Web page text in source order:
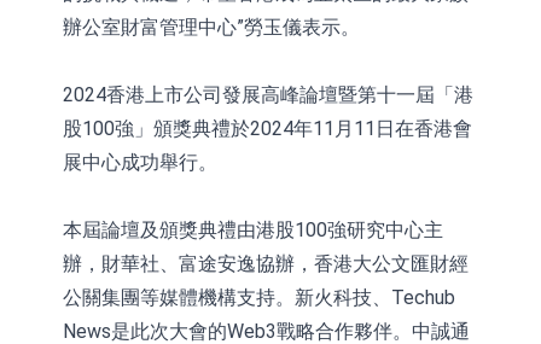
辦公室財富管理中心”勞玉儀表示。
2024香港上市公司發展高峰論壇暨第十一屆「港
股100強」頒獎典禮於2024年11月11日在香港會
展中心成功舉行。
本屆論壇及頒獎典禮由港股100強研究中心主
辦，財華社、富途安逸協辦，香港大公文匯財經
公關集團等媒體機構支持。新火科技、Techub
News是此次大會的Web3戰略合作夥伴。中誠通